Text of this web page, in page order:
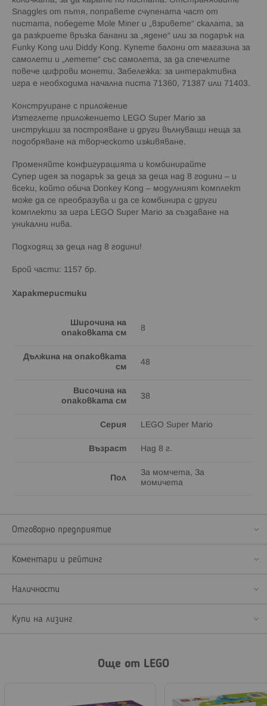
Snaggles от пътя, поправете счупената част от
пистата, победете Mole Miner и „взривете“ скалата, за
да разкриете връзка банани за „ядене“ или за подарък на
Funky Kong или Diddy Kong. Купете балони от магазина за
самолети и „летете“ със самолета, за да спечелите
повече цифрови монети. Забележка: за интерактивна
игра е необходима начална писта 71360, 71387 или 71403.
Конструиране с приложение
Изтеглете приложението LEGO Super Mario за
инструкции за построяване и други вълнуващи неща за
подобряване на творческото изживяване.
Променяйте конфигурацията и комбинирайте
Супер идея за подарък за деца за деца над 8 години – и
всеки, който обича Donkey Kong – модулният комплект
може да се преобразува и да се комбинира с други
комплекти за игра LEGO Super Mario за създаване на
уникални нива.
Πoдxoдящ зa дeцa нaд 8 гoдини!
Брой части: 1157 бр.
Характеристики
Широчина на
опаковката см
8
Дължина на опаковката
см
48
Височина на
опаковката см
38
Серия LEGO Super Mario
Възраст Над 8 г.
Пол
За момчета, За
момичета
Отговорно предприятие
Коментари и рейтинг
Наличности
Купи на лизинг
Още от LEGO